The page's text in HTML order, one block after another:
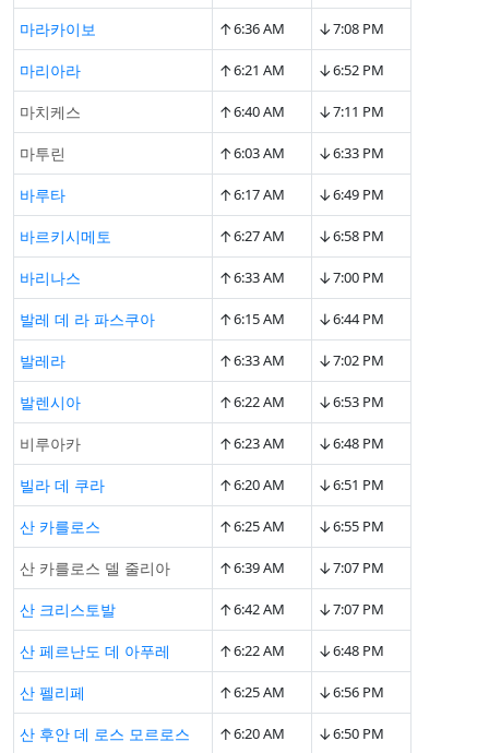
마라카이보 ↑6:36 AM ↓7:08 PM
마리아라 ↑6:21 AM ↓6:52 PM
마치케스 ↑6:40 AM ↓7:11 PM
마투린 ↑6:03 AM ↓6:33 PM
바루타 ↑6:17 AM ↓6:49 PM
바르키시메토 ↑6:27 AM ↓6:58 PM
바리나스 ↑6:33 AM ↓7:00 PM
발레 데 라 파스쿠아 ↑6:15 AM ↓6:44 PM
발레라 ↑6:33 AM ↓7:02 PM
발렌시아 ↑6:22 AM ↓6:53 PM
비루아카 ↑6:23 AM ↓6:48 PM
빌라 데 쿠라 ↑6:20 AM ↓6:51 PM
산 카를로스 ↑6:25 AM ↓6:55 PM
산 카를로스 델 줄리아 ↑6:39 AM ↓7:07 PM
산 크리스토발 ↑6:42 AM ↓7:07 PM
산 페르난도 데 아푸레 ↑6:22 AM ↓6:48 PM
산 펠리페 ↑6:25 AM ↓6:56 PM
산 후안 데 로스 모르로스 ↑6:20 AM ↓6:50 PM